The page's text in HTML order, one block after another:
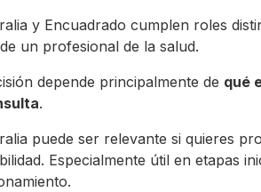
y Encuadrado cumplen roles
un profesional de la salud.
depende principalmente de qué
.
puede ser relevante si quieres
Especialmente útil en etapas